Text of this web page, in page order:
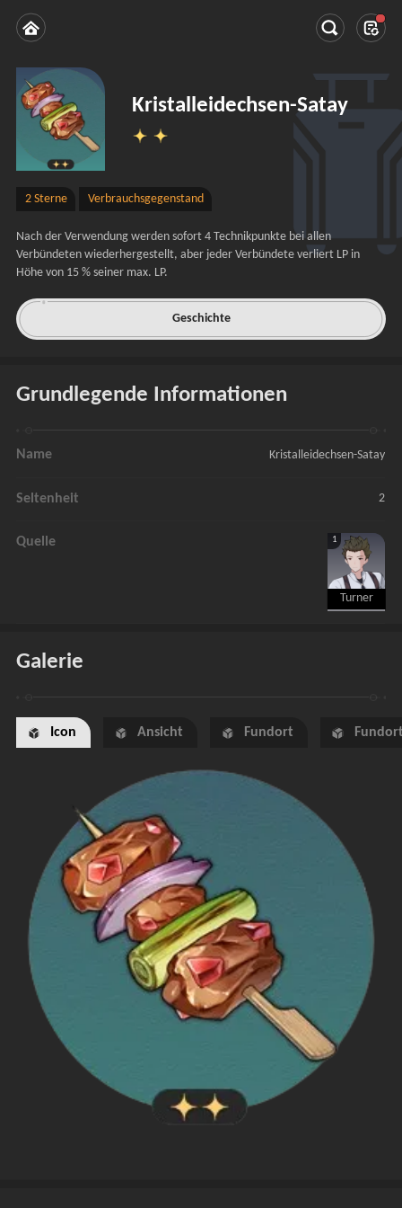
Kristalleidechsen-Satay
2 Sterne Verbrauchsgegenstand
Nach der Verwendung werden sofort 4 Technikpunkte bei allen
Verbündeten wiederhergestellt, aber jeder Verbündete verliert LP in
Höhe von 15 % seiner max. LP.
Geschichte
Grundlegende Informationen
Name Kristalleidechsen-Satay
Seltenheit 2
Quelle 1
Turner
Galerie
Icon Ansicht Fundort